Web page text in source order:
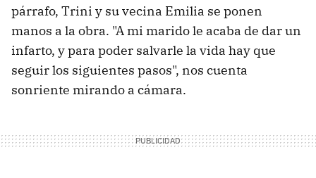
párrafo, Trini y su vecina Emilia se ponen
manos a la obra. "A mi marido le acaba de dar un
infarto, y para poder salvarle la vida hay que
seguir los siguientes pasos", nos cuenta
sonriente mirando a cámara.